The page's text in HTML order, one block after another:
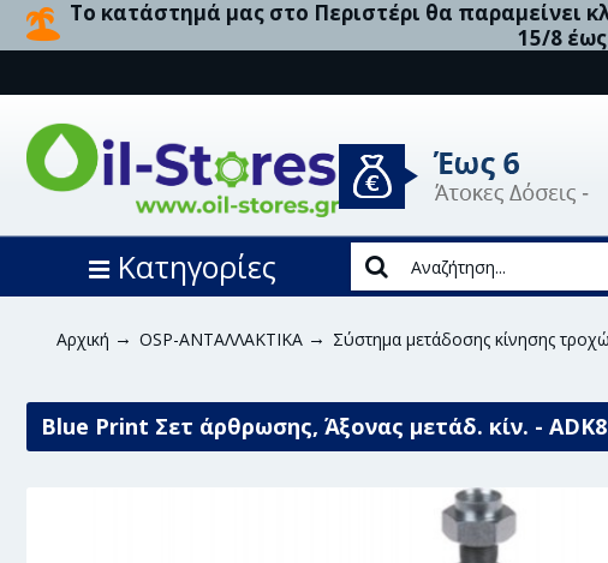
Το κατάστημά μας στο Περιστέρι θα παραμείνει
15/8
Κατηγορίες
Αρχική OSP-ΑΝΤΑΛΛΑΚΤΙΚΑ Σύστημα μετάδοσης κίνησης
Blue Print Σετ άρθρωσης, Άξονας μετάδ. κίν. -